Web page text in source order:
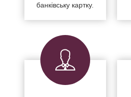
банківську картку.